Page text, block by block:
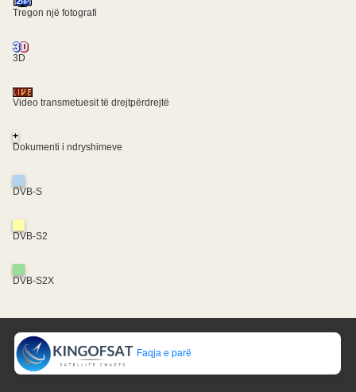
Tregon një fotografi
3D
Video transmetuesit të drejtpërdrejtë
+
Dokumenti i ndryshimeve
DVB-S
DVB-S2
DVB-S2X
Faqja e parë